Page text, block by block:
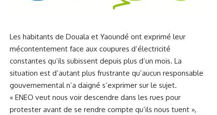
Les habitants de Douala ‍et Yaoundé ont exprimé leur
⁢mécontentement face aux coupures d’électricité
constantes qu’ils subissent depuis plus d’un mois. La
⁣situation est d’autant plus frustrante qu’aucun responsable
gouvernemental n’a daigné s’exprimer sur le sujet.
« ENEO veut nous ​voir descendre dans les rues⁤ pour
protester avant de⁤ se rendre ⁤compte qu’ils ⁤nous​ tuent »,